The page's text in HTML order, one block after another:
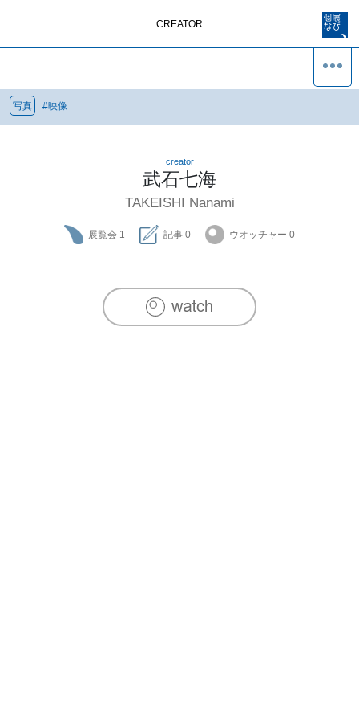
CREATOR
写真 #映像
creator
武石七海
TAKEISHI Nanami
展覧会 1 記事 0 ウオッチャー 0